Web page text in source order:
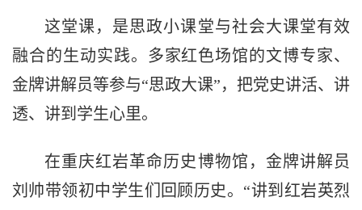
这堂课，是思政小课堂与社会大课堂有效
融合的生动实践。多家红色场馆的文博专家、
金牌讲解员等参与“思政大课”，把党史讲活、讲
透、讲到学生心里。
在重庆红岩革命历史博物馆，金牌讲解员
刘帅带领初中学生们回顾历史。“讲到红岩英烈